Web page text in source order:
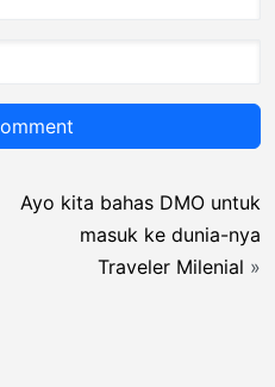
Ayo kita bahas DMO untuk
masuk ke dunia-nya
Traveler Milenial »